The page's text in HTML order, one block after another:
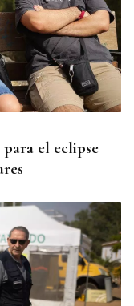
podio del
el eclipse